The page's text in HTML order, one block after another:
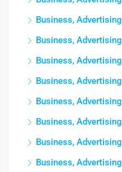
Business, Advertising
Business, Advertising
Business, Advertising
Business, Advertising
Business, Advertising
Business, Advertising
Business, Advertising
Business, Advertising